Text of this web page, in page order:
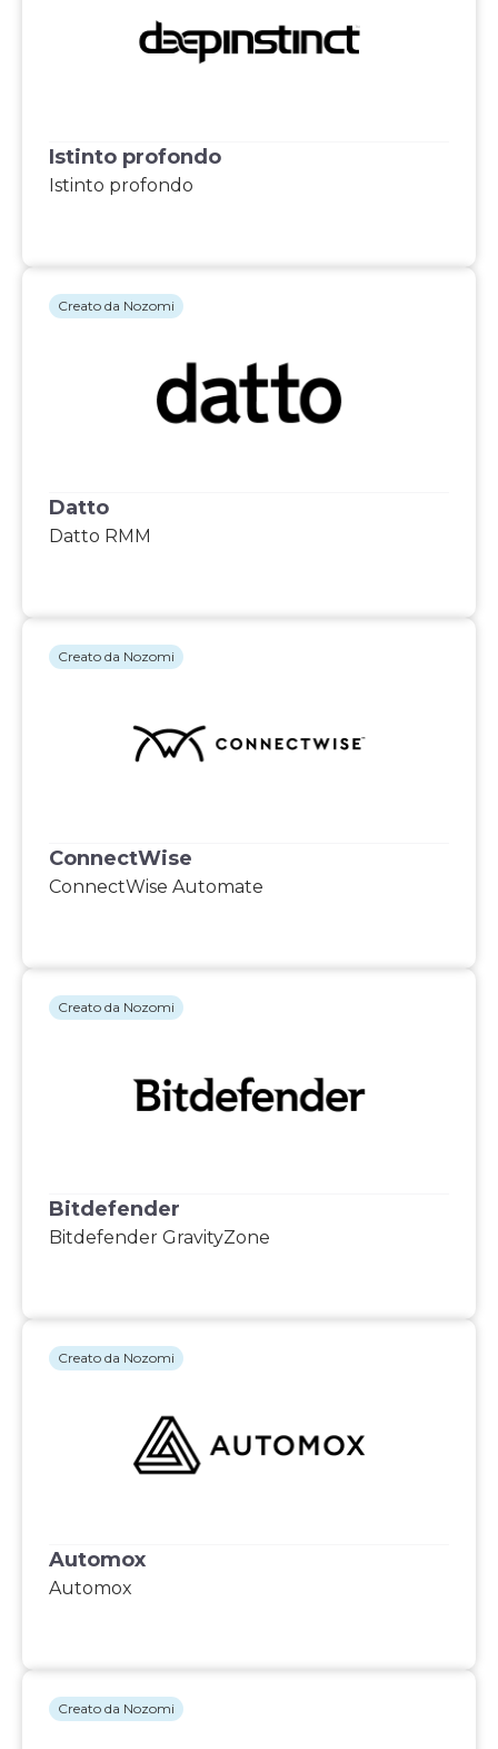
Istinto profondo
Istinto profondo
Datto
Datto RMM
Creato da Nozomi
ConnectWise
ConnectWise Automate
Creato da Nozomi
Bitdefender
Bitdefender GravityZone
Creato da Nozomi
Automox
Automox
Creato da Nozomi
Creato da Nozomi